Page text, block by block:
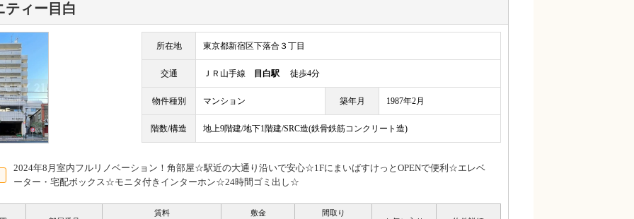
ティー目白
所在地 東京都新宿区下落合３丁目
交通 ＪＲ山手線 目白駅 徒歩4分
物件種別 マンション 築年月 1987年2月
階数/構造 地上9階建/地下1階建/SRC造(鉄骨鉄筋コンクリート造)
2024年8月室内フルリノベーション！角部屋☆駅近の大通り沿いで安心☆1FにまいばすけっとOPENで便利☆エレベ
ーター・宅配ボックス☆モニタ付きインターホン☆24時間ゴミ出し☆
賃料
敷金
間取り